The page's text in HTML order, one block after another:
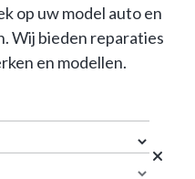
op uw model auto en
Wij bieden reparaties
en modellen.